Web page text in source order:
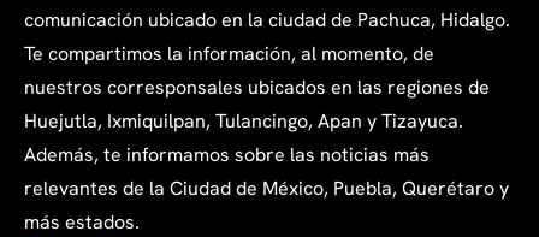
comunicación ubicado en la ciudad de Pachuca, Hidalgo.
Te compartimos la información, al momento, de
nuestros corresponsales ubicados en las regiones de
Huejutla, Ixmiquilpan, Tulancingo, Apan y Tizayuca.
Además, te informamos sobre las noticias más
relevantes de la Ciudad de México, Puebla, Querétaro y
más estados.